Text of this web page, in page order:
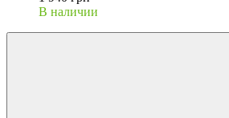
В наличии